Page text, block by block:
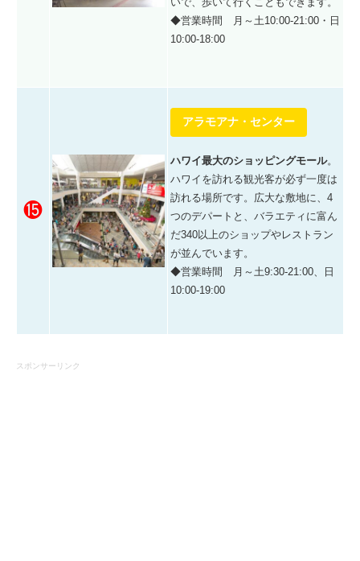
◆営業時間 月～土10:00-21:00・日
10:00-18:00
⓯
アラモアナ・センター
ハワイ最大のショッピングモール。
ハワイを訪れる観光客が必ず一度は
訪れる場所です。広大な敷地に、4
つのデパートと、 バラエティに富ん
だ340以上のショップやレストラン
が並んでいます。
◆営業時間 月～土9:30-21:00、日
10:00-19:00
スポンサーリンク